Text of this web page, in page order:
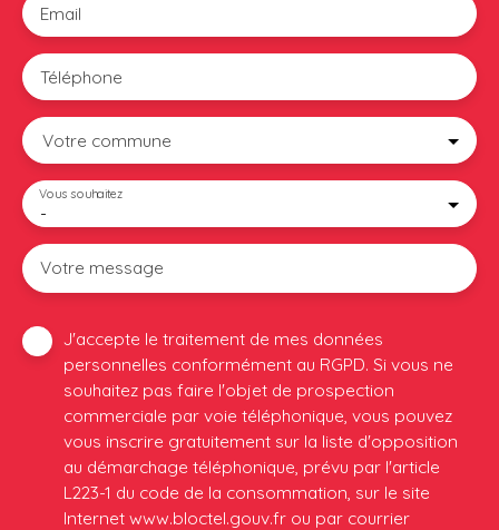
Email
Téléphone
Votre commune
-
Vous souhaitez
Votre message
J'accepte le traitement de mes données
personnelles conformément au RGPD. Si vous ne
souhaitez pas faire l'objet de prospection
commerciale par voie téléphonique, vous pouvez
vous inscrire gratuitement sur la liste d'opposition
au démarchage téléphonique, prévu par l'article
L223-1 du code de la consommation, sur le site
Internet www.bloctel.gouv.fr ou par courrier